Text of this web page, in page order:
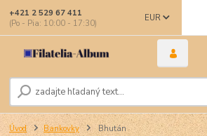
EUR
+421 2 529 67 411
(Po - Pia: 10:00 - 17:30)
Úvod Bankovky Bhután